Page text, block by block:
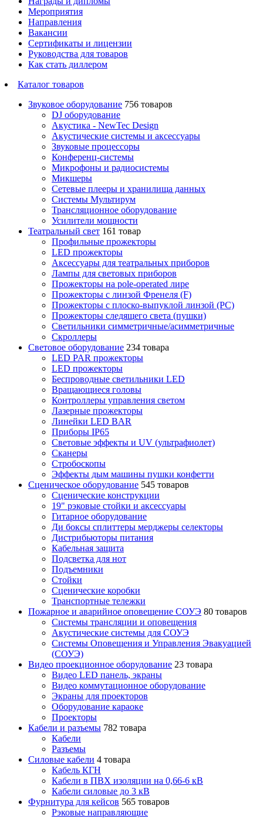
Мероприятия
Направления
Вакансии
Сертификаты и лицензии
Руководства для товаров
Как стать диллером
Каталог товаров
Звуковое оборудование 756 товаров
DJ оборудование
Акустика - NewTec Design
Акустические системы и аксессуары
Звуковые процессоры
Конференц-системы
Микрофоны и радиосистемы
Микшеры
Сетевые плееры и хранилища данных
Системы Мультирум
Трансляционное оборудование
Усилители мощности
Театральный свет 161 товар
Профильные прожекторы
LED прожекторы
Аксессуары для театральных приборов
Лампы для световых приборов
Прожекторы на pole-operated лире
Прожекторы с линзой Френеля (F)
Прожекторы с плоско-выпуклой линзой (PC)
Прожекторы следящего света (пушки)
Светильники симметричные/асимметричные
Скроллеры
Световое оборудование 234 товара
LED PAR прожекторы
LED прожекторы
Беспроводные светильники LED
Вращающиеся головы
Контроллеры управления светом
Лазерные прожекторы
Линейки LED BAR
Приборы IP65
Световые эффекты и UV (ультрафиолет)
Сканеры
Стробоскопы
Эффекты дым машины пушки конфетти
Сценическое оборудование 545 товаров
Сценические конструкции
19" рэковые стойки и аксесcуары
Гитарное оборудование
Ди боксы сплиттеры мерджеры селекторы
Дистрибьюторы питания
Кабельная защита
Подсветка для нот
Подъемники
Стойки
Сценические коробки
Транспортные тележки
Пожарное и аварийное оповещение СОУЭ 80 товаров
Cистемы трансляции и оповещения
Акустические системы для СОУЭ
Системы Оповещения и Управления Эвакуацией
(СОУЭ)
Видео проекционное оборудование 23 товара
Видео LED панель, экраны
Видео коммутационное оборудование
Экраны для проекторов
Оборудование караоке
Проекторы
Кабели и разъемы 782 товара
Кабели
Разъемы
Силовые кабели 4 товара
Кабель КГН
Кабели в ПВХ изоляции на 0,66-6 кВ
Кабели силовые до 3 кВ
Фурнитура для кейсов 565 товаров
Рэковые направляющие